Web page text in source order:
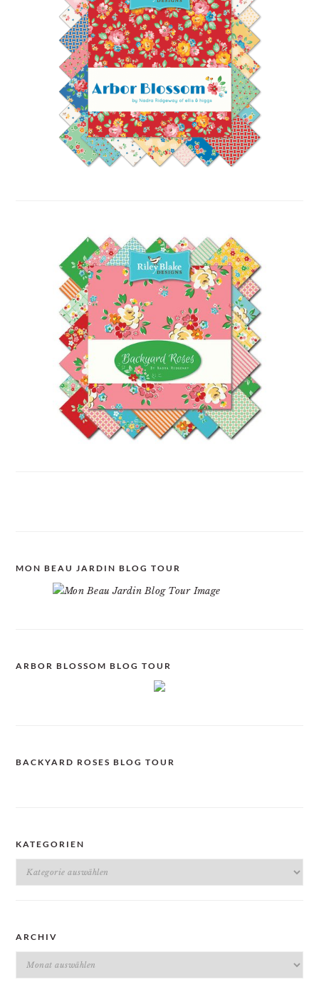
MON BEAU JARDIN BLOG TOUR
ARBOR BLOSSOM BLOG TOUR
BACKYARD ROSES BLOG TOUR
KATEGORIEN
Kategorien
ARCHIV
Archiv